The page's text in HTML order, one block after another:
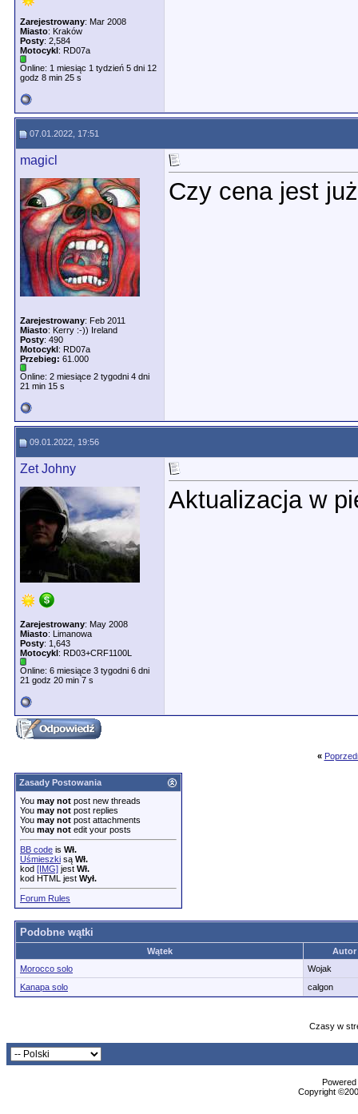
Zarejestrowany: Mar 2008
Miasto: Kraków
Posty: 2,584
Motocykl: RD07a
Online: 1 miesiąc 1 tydzień 5 dni 12
godz 8 min 25 s
07.01.2022, 17:51
magicl
Zarejestrowany: Feb 2011
Miasto: Kerry :-)) Ireland
Posty: 490
Motocykl: RD07a
Przebieg: 61.000
Online: 2 miesiące 2 tygodni 4 dni
21 min 15 s
Czy cena jest
09.01.2022, 19:56
Zet Johny
Zarejestrowany: May 2008
Miasto: Limanowa
Posty: 1,643
Motocykl: RD03+CRF1100L
Online: 6 miesiące 3 tygodni 6 dni
21 godz 20 min 7 s
Aktualizacja w
«
Zasady Postowania
You may not post new threads
You may not post replies
You may not post attachments
You may not edit your posts
BB code is Wł.
Uśmieszki są Wł.
kod [IMG] jest Wł.
kod HTML jest Wył.
Forum Rules
Podobne wątki
Wątek
Autor
Morocco solo
Wojak
Kanapa solo
calgon
Czasy w
Copyright